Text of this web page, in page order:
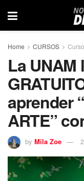
Home CURSOS
La UNAM
aprender
ARTE”
by Mila Zoe